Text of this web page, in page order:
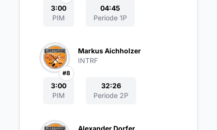
3:00
PIM
04:45
Periode 1P
#8
Markus Aichholzer
INTRF
3:00
PIM
32:26
Periode 2P
Alexander Dorfer